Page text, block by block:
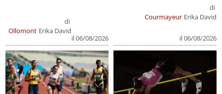
Ollomont
di
Erika David
il 06/08/2026
Courmayeur
di
Erika David
il 06/08/2026